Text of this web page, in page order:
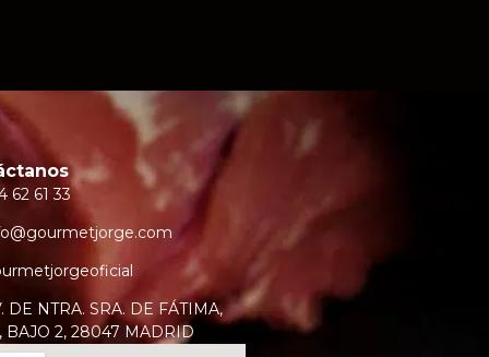
62 61 33
DE NTRA. SRA. DE FÁTIMA,
BAJO 2, 28047 MADRID